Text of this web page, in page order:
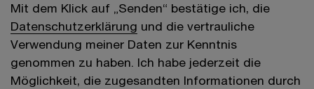
Mit dem Klick auf „Senden“ bestätige ich, die
Datenschutzerklärung und die vertrauliche
Verwendung meiner Daten zur Kenntnis
genommen zu haben. Ich habe jederzeit die
Möglichkeit, die zugesandten Informationen durch